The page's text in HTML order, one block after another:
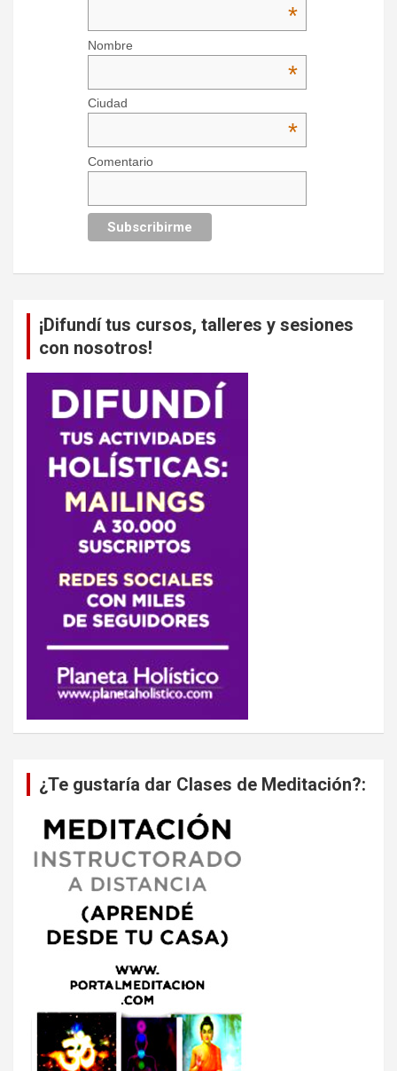
*
Nombre
*
Ciudad
*
Comentario
¡Difundí tus cursos, talleres y sesiones
con nosotros!
¿Te gustaría dar Clases de Meditación?: